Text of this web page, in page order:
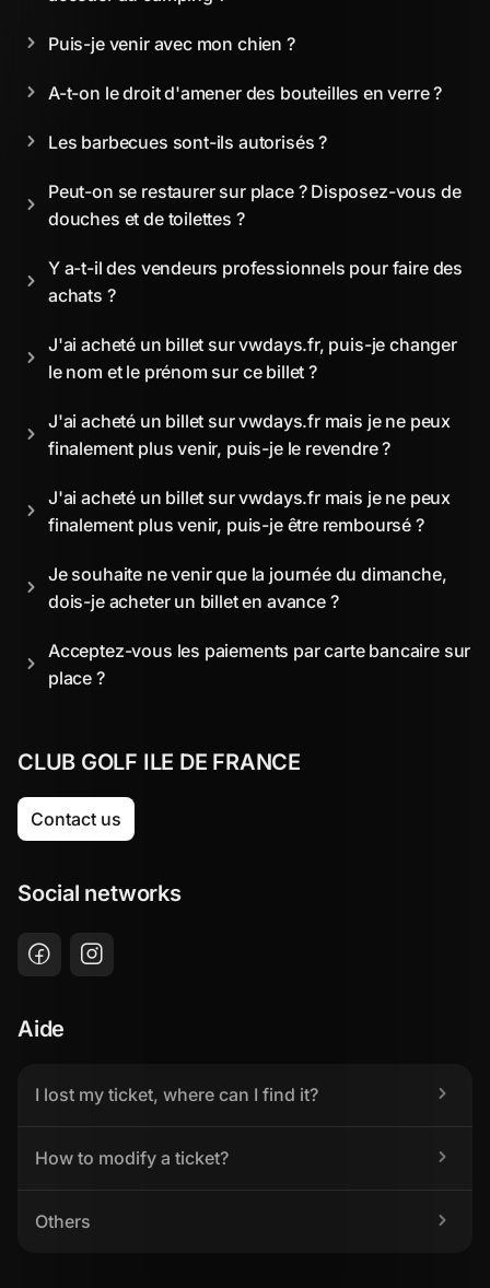
Puis-je venir avec mon chien ?
A-t-on le droit d'amener des bouteilles en verre ?
Les barbecues sont-ils autorisés ?
Peut-on se restaurer sur place ? Disposez-vous de
douches et de toilettes ?
Y a-t-il des vendeurs professionnels pour faire des
achats ?
J'ai acheté un billet sur vwdays.fr, puis-je changer
le nom et le prénom sur ce billet ?
J'ai acheté un billet sur vwdays.fr mais je ne peux
finalement plus venir, puis-je le revendre ?
J'ai acheté un billet sur vwdays.fr mais je ne peux
finalement plus venir, puis-je être remboursé ?
Je souhaite ne venir que la journée du dimanche,
dois-je acheter un billet en avance ?
Acceptez-vous les paiements par carte bancaire sur
place ?
CLUB GOLF ILE DE FRANCE
Contact us
Social networks
Aide
I lost my ticket, where can I find it?
How to modify a ticket?
Others